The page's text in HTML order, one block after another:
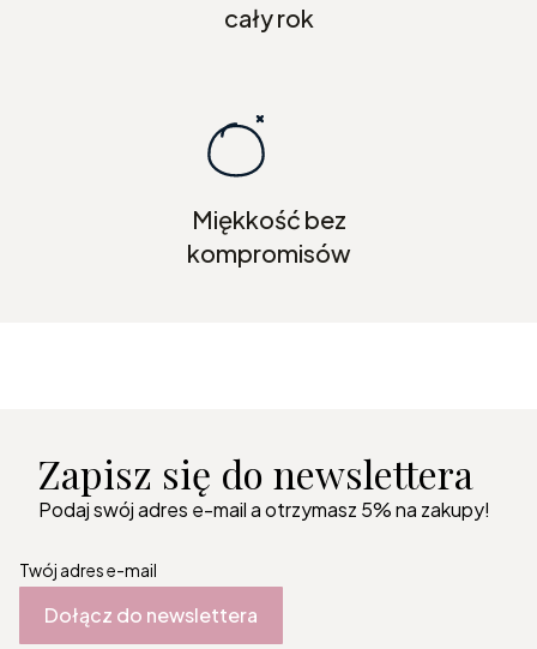
cały rok
Miękkość bez
kompromisów
Zapisz się do newslettera
Podaj swój adres e-mail a otrzymasz 5% na zakupy!
Twój adres e-mail
Dołącz do newslettera